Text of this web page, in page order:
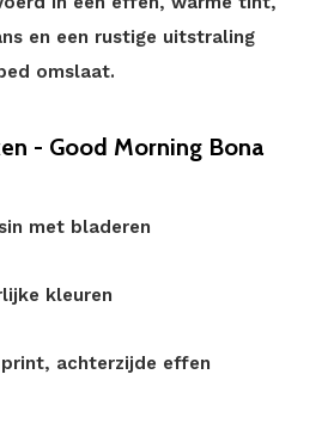
en een rustige uitstraling
omslaat.
- Good Morning Bona
met bladeren
kleuren
achterzijde effen